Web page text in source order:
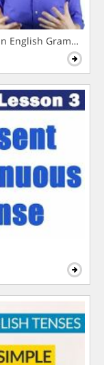
English Grammar